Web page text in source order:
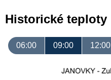
Historické teploty
06:00 09:00 12:00